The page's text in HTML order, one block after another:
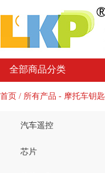
全部商品分类
首页 / 所有产品 - 摩托车钥匙
汽车遥控
芯片